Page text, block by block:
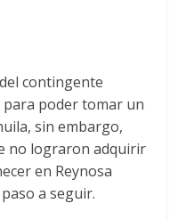
contingente
para poder tomar un
sin embargo,
no lograron adquirir
en Reynosa
a seguir.